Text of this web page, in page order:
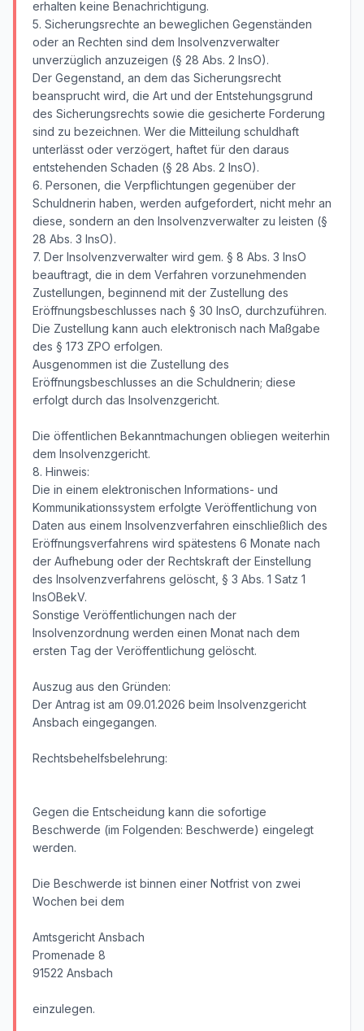
erhalten keine Benachrichtigung.
5. Sicherungsrechte an beweglichen Gegenständen
oder an Rechten sind dem Insolvenzverwalter
unverzüglich anzuzeigen (§ 28 Abs. 2 InsO).
Der Gegenstand, an dem das Sicherungsrecht
beansprucht wird, die Art und der Entstehungsgrund
des Sicherungsrechts sowie die gesicherte Forderung
sind zu bezeichnen. Wer die Mitteilung schuldhaft
unterlässt oder verzögert, haftet für den daraus
entstehenden Schaden (§ 28 Abs. 2 InsO).
6. Personen, die Verpflichtungen gegenüber der
Schuldnerin haben, werden aufgefordert, nicht mehr an
diese, sondern an den Insolvenzverwalter zu leisten (§
28 Abs. 3 InsO).
7. Der Insolvenzverwalter wird gem. § 8 Abs. 3 InsO
beauftragt, die in dem Verfahren vorzunehmenden
Zustellungen, beginnend mit der Zustellung des
Eröffnungsbeschlusses nach § 30 InsO, durchzuführen.
Die Zustellung kann auch elektronisch nach Maßgabe
des § 173 ZPO erfolgen.
Ausgenommen ist die Zustellung des
Eröffnungsbeschlusses an die Schuldnerin; diese
erfolgt durch das Insolvenzgericht.
Die öffentlichen Bekanntmachungen obliegen weiterhin
dem Insolvenzgericht.
8. Hinweis:
Die in einem elektronischen Informations- und
Kommunikationssystem erfolgte Veröffentlichung von
Daten aus einem Insolvenzverfahren einschließlich des
Eröffnungsverfahrens wird spätestens 6 Monate nach
der Aufhebung oder der Rechtskraft der Einstellung
des Insolvenzverfahrens gelöscht, § 3 Abs. 1 Satz 1
InsOBekV.
Sonstige Veröffentlichungen nach der
Insolvenzordnung werden einen Monat nach dem
ersten Tag der Veröffentlichung gelöscht.
Auszug aus den Gründen:
Der Antrag ist am 09.01.2026 beim Insolvenzgericht
Ansbach eingegangen.
Rechtsbehelfsbelehrung:
Gegen die Entscheidung kann die sofortige
Beschwerde (im Folgenden: Beschwerde) eingelegt
werden.
Die Beschwerde ist binnen einer Notfrist von zwei
Wochen bei dem
Amtsgericht Ansbach
Promenade 8
91522 Ansbach
einzulegen.